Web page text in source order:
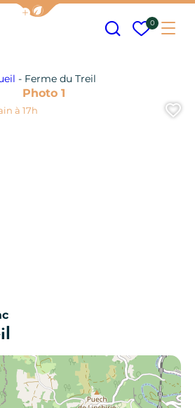
Afficher la barre de navigation
Mes
0
- Ferme du Treil
Photo 1
à 17h